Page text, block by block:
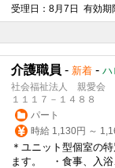
受理日：8月7日 有効期
介護職員 - 新着 - ハ
社会福祉法人 親愛会
１１１７－１４８８
パート
時給 1,130円 ～
＊ユニット型個室の
ます。 ・食事、入